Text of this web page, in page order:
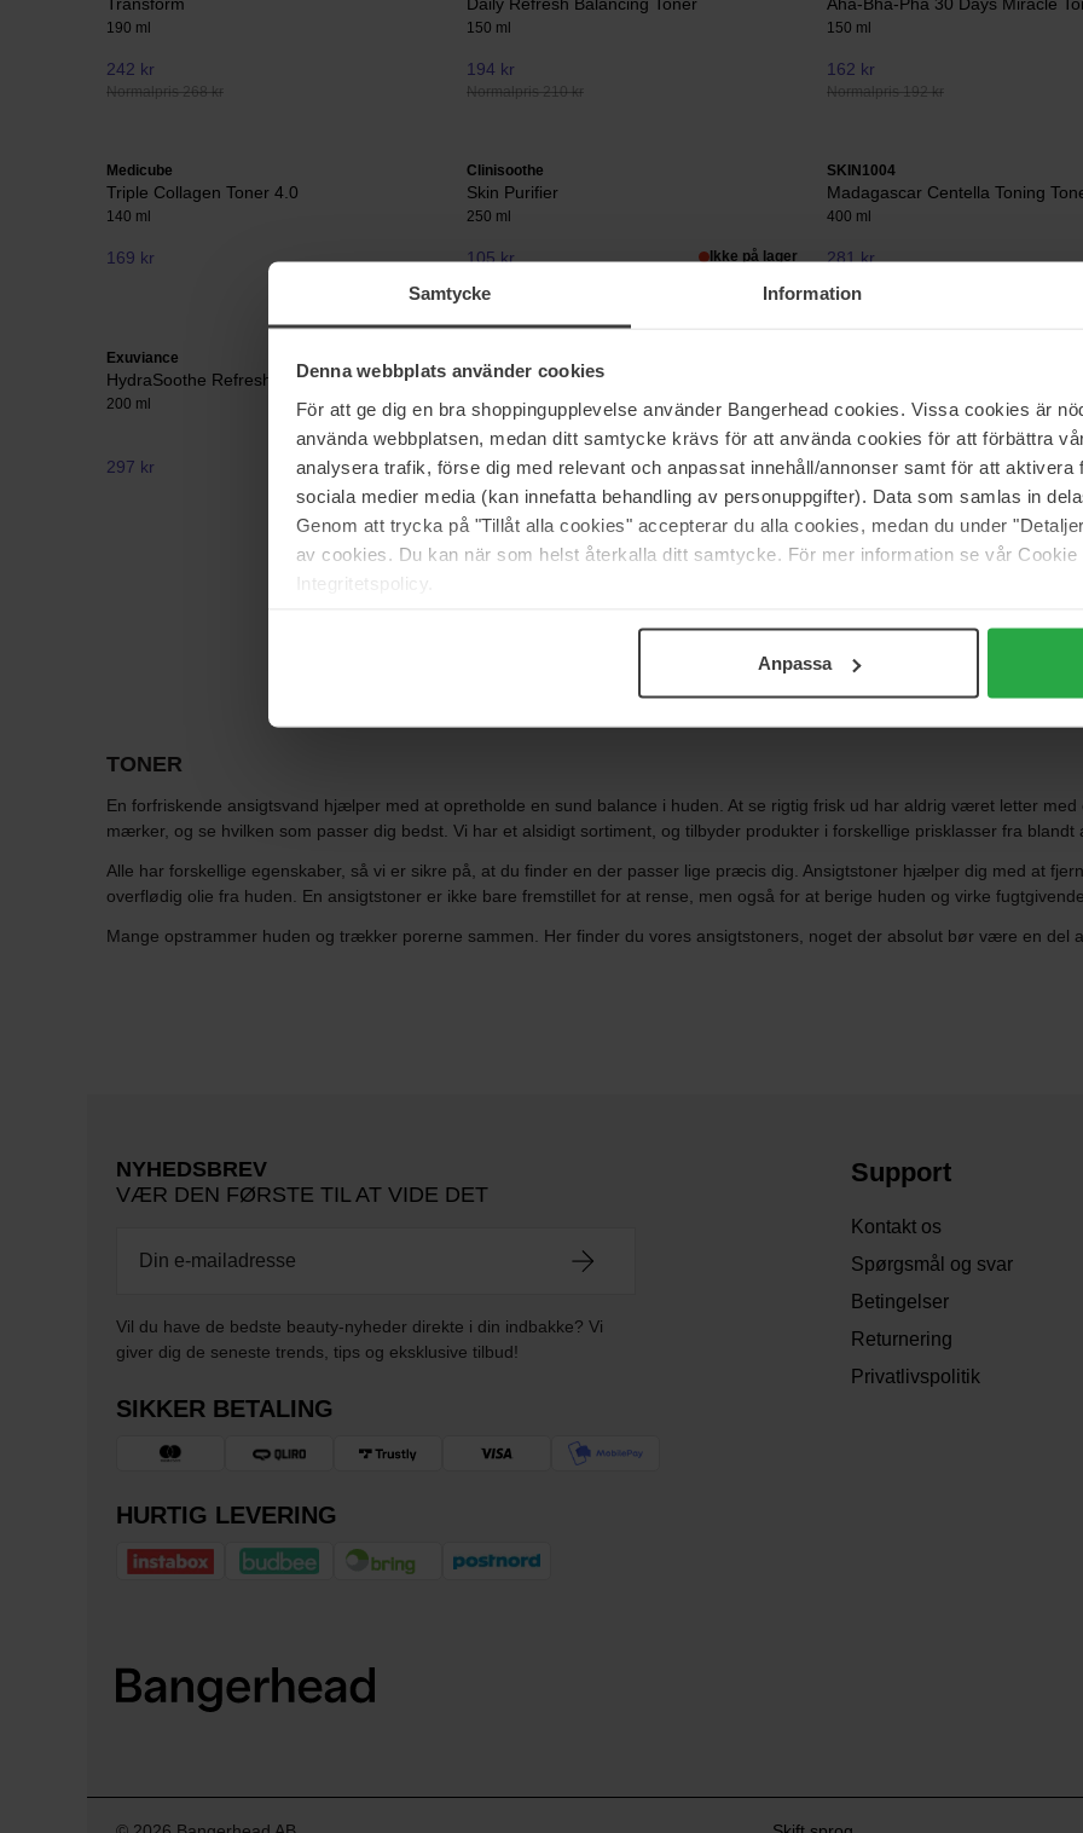
Samtycke Information
Denna webbplats använder cookies
För att ge dig en bra shoppingupplevelse använder Bangerhead cookies. Vissa cookies är
använda webbplatsen, medan ditt samtycke krävs för att använda cookies för att förbättra
analysera trafik, förse dig med relevant och anpassat innehåll/annonser samt för att aktivera
sociala medier media (kan innefatta behandling av personuppgifter). Data som samlas in
Genom att trycka på "Tillåt alla cookies" accepterar du alla cookies, medan du under
av cookies. Du kan när som helst återkalla ditt samtycke. För mer information se vår
Integritetspolicy.
Anpassa
190 ml
242 kr
Normalpris 268 kr
150 ml
194 kr
Normalpris 210 kr
150 ml
162 kr
Normalpris 192 kr
Medicube
Triple Collagen Toner 4.0
140 ml
169 kr
Clinisoothe
Skin Purifier
250 ml
105 kr Ikke på lager
SKIN1004
Madagascar Centella Toning
400 ml
281 kr
Exuviance
HydraSoothe Refresh Toner
200 ml
297 kr
Glow Tonic
250 ml
194 kr
Normalpris 215 kr
150 ml
284 kr
Normalpris 325 kr
Vis flere
TONER
En forfriskende ansigtsvand hjælper med at opretholde en sund balance i huden. At se rigtig frisk ud har aldrig været letter
mærker, og se hvilken som passer dig bedst. Vi har et alsidigt sortiment, og tilbyder produkter i forskellige prisklasser fra
Alle har forskellige egenskaber, så vi er sikre på, at du finder en der passer lige præcis dig. Ansigtstoner hjælper dig med at
overflødig olie fra huden. En ansigtstoner er ikke bare fremstillet for at rense, men også for at berige huden og virke
Mange opstrammer huden og trækker porerne sammen. Her finder du vores ansigtstoners, noget der absolut bør være en del
NYHEDSBREV
VÆR DEN FØRSTE TIL AT VIDE DET
Vil du have de bedste beauty-nyheder direkte i din indbakke? Vi
giver dig de seneste trends, tips og eksklusive tilbud!
SIKKER BETALING
HURTIG LEVERING
Support
Kontakt os
Spørgsmål og svar
Betingelser
Returnering
Privatlivspolitik